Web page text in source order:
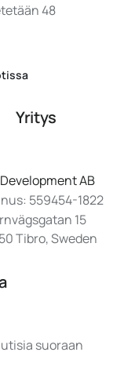
48
Yritys
AB
559454-1822
15
Tibro, Sweden
suoraan